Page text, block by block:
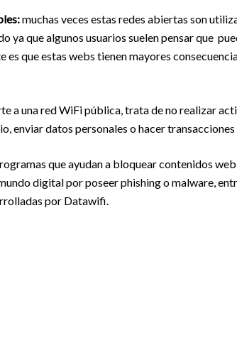
muchas veces estas redes abiertas son
ya que algunos usuarios suelen pensar que
es que estas webs tienen mayores
a una red WiFi pública, trata de no realizar
enviar datos personales o hacer
que ayudan a bloquear contenidos
digital por poseer phishing o malware,
por Datawifi.